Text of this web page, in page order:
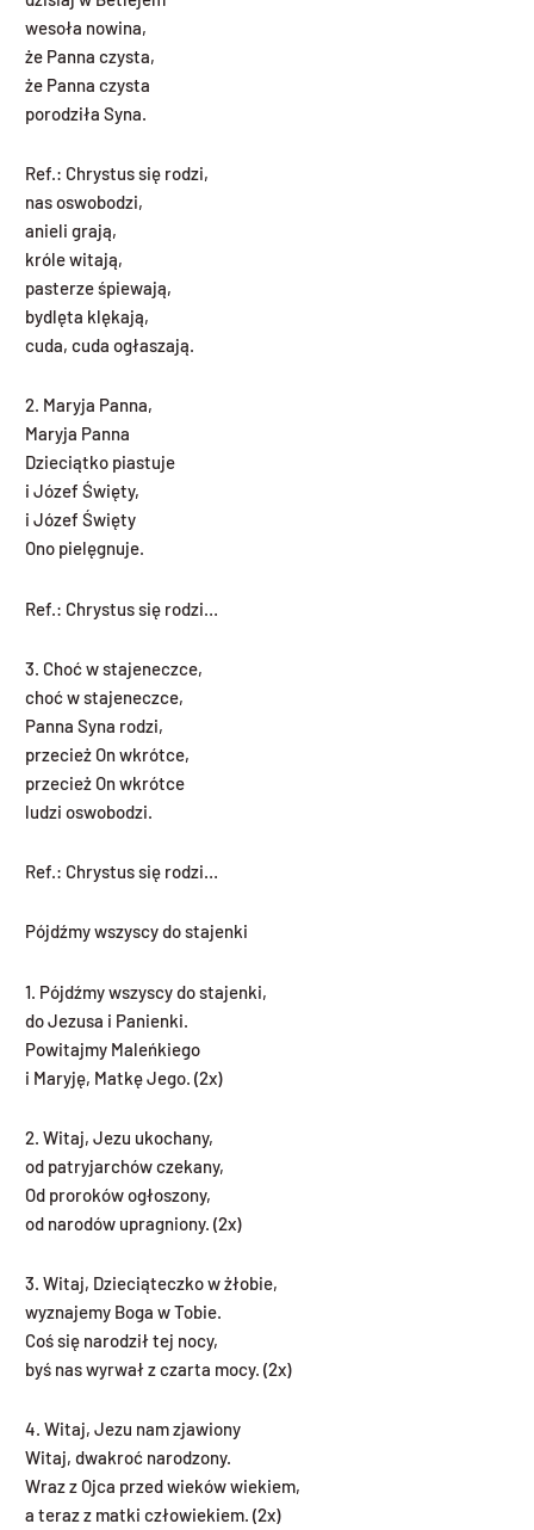
wesoła nowina,
że Panna czysta,
że Panna czysta
porodziła Syna.
Ref.: Chrystus się rodzi,
nas oswobodzi,
anieli grają,
króle witają,
pasterze śpiewają,
bydlęta klękają,
cuda, cuda ogłaszają.
2. Maryja Panna,
Maryja Panna
Dzieciątko piastuje
i Józef Święty,
i Józef Święty
Ono pielęgnuje.
Ref.: Chrystus się rodzi…
3. Choć w stajeneczce,
choć w stajeneczce,
Panna Syna rodzi,
przecież On wkrótce,
przecież On wkrótce
ludzi oswobodzi.
Ref.: Chrystus się rodzi…
Pójdźmy wszyscy do stajenki
1. Pójdźmy wszyscy do stajenki,
do Jezusa i Panienki.
Powitajmy Maleńkiego
i Maryję, Matkę Jego. (2x)
2. Witaj, Jezu ukochany,
od patryjarchów czekany,
Od proroków ogłoszony,
od narodów upragniony. (2x)
3. Witaj, Dzieciąteczko w żłobie,
wyznajemy Boga w Tobie.
Coś się narodził tej nocy,
byś nas wyrwał z czarta mocy. (2x)
4. Witaj, Jezu nam zjawiony
Witaj, dwakroć narodzony.
Wraz z Ojca przed wieków wiekiem,
a teraz z matki człowiekiem. (2x)